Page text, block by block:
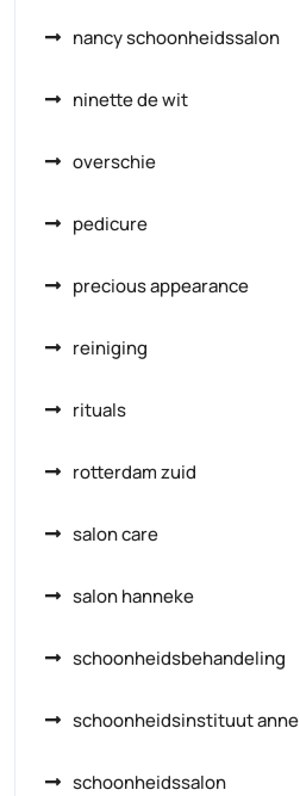
nancy schoonheidssalon
ninette de wit
overschie
pedicure
precious appearance
reiniging
rituals
rotterdam zuid
salon care
salon hanneke
schoonheidsbehandeling
schoonheidsinstituut anne
schoonheidssalon